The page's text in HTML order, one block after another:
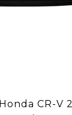
CR-V